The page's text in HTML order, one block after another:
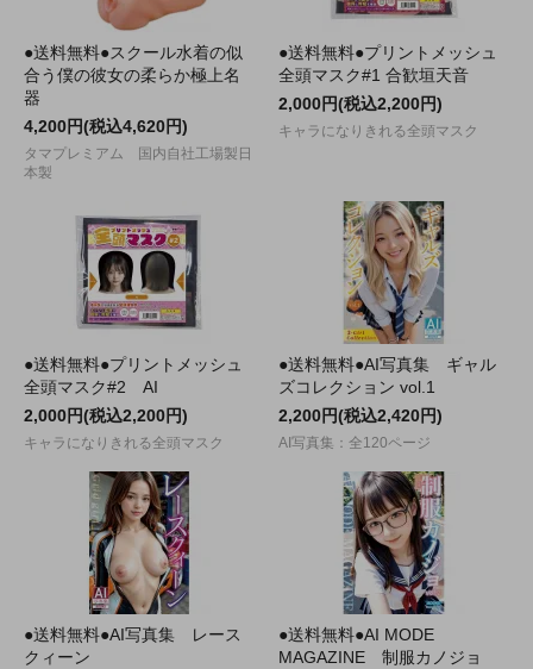
●送料無料●スクール水着の似
合う僕の彼女の柔らか極上名
器
4,200円(税込4,620円)
タマプレミアム 国内自社工場製日
本製
●送料無料●プリントメッシュ
全頭マスク#1 合歓垣天音
2,000円(税込2,200円)
キャラになりきれる全頭マスク
●送料無料●プリントメッシュ
全頭マスク#2 AI
2,000円(税込2,200円)
キャラになりきれる全頭マスク
●送料無料●AI写真集 ギャル
ズコレクション vol.1
2,200円(税込2,420円)
AI写真集：全120ページ
●送料無料●AI写真集 レース
クィーン
●送料無料●AI MODE
MAGAZINE 制服カノジョ